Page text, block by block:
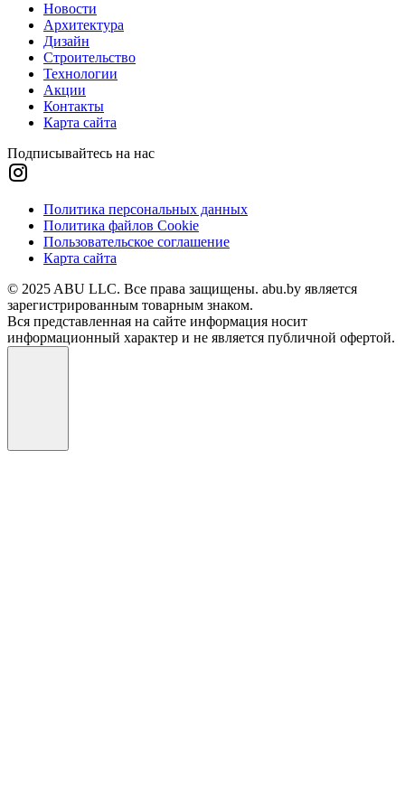
Новости
Архитектура
Дизайн
Строительство
Технологии
Акции
Контакты
Карта сайта
Подписывайтесь на нас
Политика персональных данных
Политика файлов Cookie
Пользовательское соглашение
Карта сайта
© 2025 ABU LLC. Все права защищены. abu.by является
зарегистрированным товарным знаком.
Вся представленная на сайте информация носит
информационный характер и не является публичной офертой.